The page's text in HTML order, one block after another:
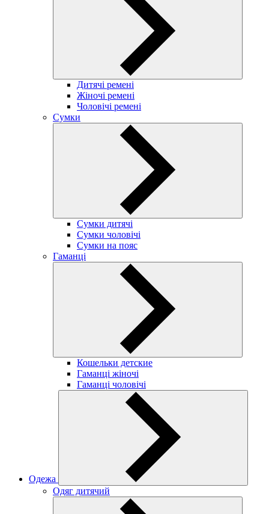
Дитячі ремені
Жіночі ремені
Чоловічі ремені
Сумки
Сумки дитячі
Сумки чоловічі
Сумки на пояс
Гаманці
Кошельки детские
Гаманці жіночі
Гаманці чоловічі
Одежа
Одяг дитячий